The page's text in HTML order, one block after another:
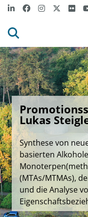
Lukas
Synthese von
basierten
(MTAs/MTMAs),
und die Analyse